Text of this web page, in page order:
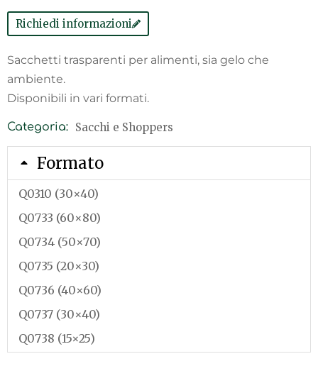
Richiedi informazioni
Sacchetti trasparenti per alimenti, sia gelo che
ambiente.
Disponibili in vari formati.
Categoria: Sacchi e Shoppers
Formato
Q0310 (30×40)
Q0733 (60×80)
Q0734 (50×70)
Q0735 (20×30)
Q0736 (40×60)
Q0737 (30×40)
Q0738 (15×25)